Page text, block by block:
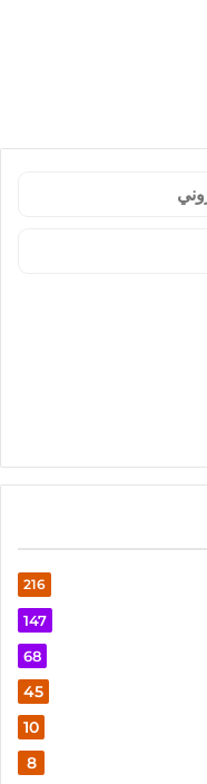
216
147
68
45
10
8